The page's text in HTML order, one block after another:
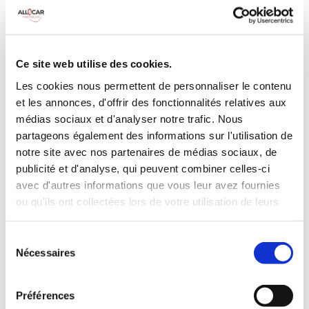
Ce site web utilise des cookies.
Les cookies nous permettent de personnaliser le contenu
et les annonces, d'offrir des fonctionnalités relatives aux
médias sociaux et d'analyser notre trafic. Nous
partageons également des informations sur l'utilisation de
notre site avec nos partenaires de médias sociaux, de
publicité et d'analyse, qui peuvent combiner celles-ci
avec d'autres informations que vous leur avez fournies
ou qu'ils ont collectées lors de votre utilisation de leurs
Nécessaires
Préférences
3 Valises
INCLUS À LA LOCATION
Killométrage illimité
Assurance tous risques (hors franchise)
Carburant : plein à rendre plein
CONDITIONS DE LOCATION
Age minimum :20 ans
ASSURANCE